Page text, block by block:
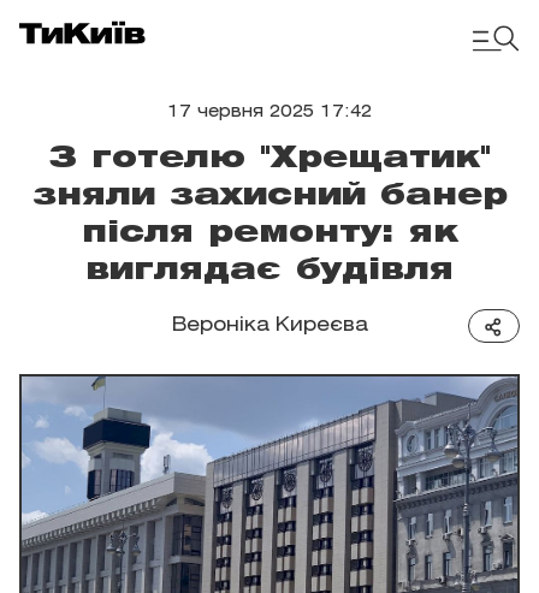
17 червня 2025 17:42
З готелю "Хрещатик"
зняли захисний банер
після ремонту: як
виглядає будівля
Вероніка Киреєва